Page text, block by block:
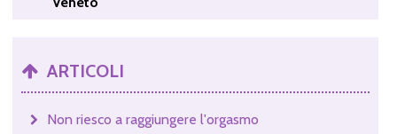
ARTICOLI
Non riesco a raggiungere l'orgasmo